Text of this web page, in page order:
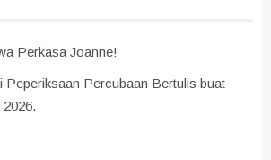
Perkasa Joanne!
Peperiksaan Percubaan Bertulis buat